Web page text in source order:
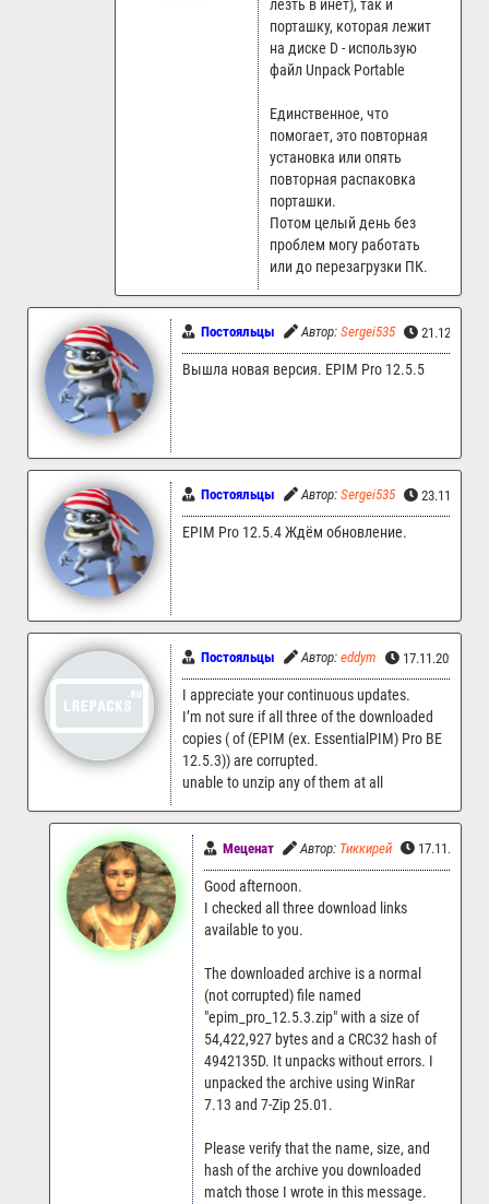
лезть в инет), так и
порташку, которая лежит
на диске D - использую
файл Unpack Portable
Единственное, что
помогает, это повторная
установка или опять
повторная распаковка
порташки.
Потом целый день без
проблем могу работать
или до перезагрузки ПК.
Постояльцы Автор: Sergei535 21.12.2025
Вышла новая версия. EPIM Pro 12.5.5
Постояльцы Автор: Sergei535 23.11.2025
EPIM Pro 12.5.4 Ждём обновление.
Постояльцы Автор: eddym 17.11.2025
I appreciate your continuous updates.
I’m not sure if all three of the downloaded
copies ( of (EPIM (ex. EssentialPIM) Pro BE
12.5.3)) are corrupted.
unable to unzip any of them at all
Меценат Автор: Тиккирей 17.11.2025
Good afternoon.
I checked all three download links
available to you.
The downloaded archive is a normal
(not corrupted) file named
"epim_pro_12.5.3.zip" with a size of
54,422,927 bytes and a CRC32 hash of
4942135D. It unpacks without errors. I
unpacked the archive using WinRar
7.13 and 7-Zip 25.01.
Please verify that the name, size, and
hash of the archive you downloaded
match those I wrote in this message.